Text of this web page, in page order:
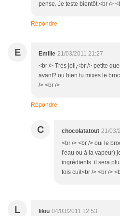
pense. Je teste bientôt.<br />
Répondre
E Emilie 21/03/2011 21:27
<br /> Très joli,<br /> petite
avant? ou bien tu mixes le
/> <br />
Répondre
C chocolatatout 21/03/
<br /> <br /> oui le
l'eau ou à la vapeur)
ingrédients. il sera
fois cuit<br /> <br />
L lilou 04/03/2011 12:53